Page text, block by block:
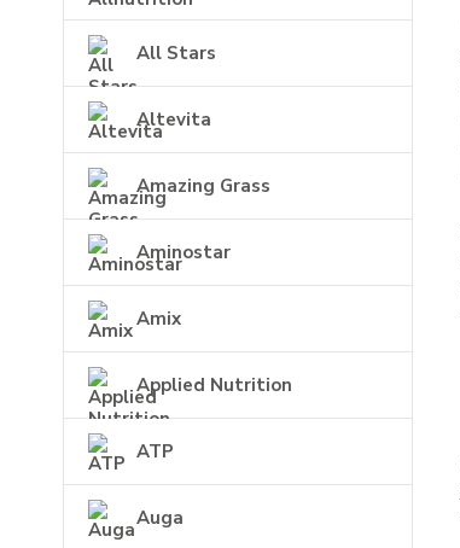
All Stars
Altevita
Amazing Grass
Aminostar
Amix
Applied Nutrition
ATP
Auga